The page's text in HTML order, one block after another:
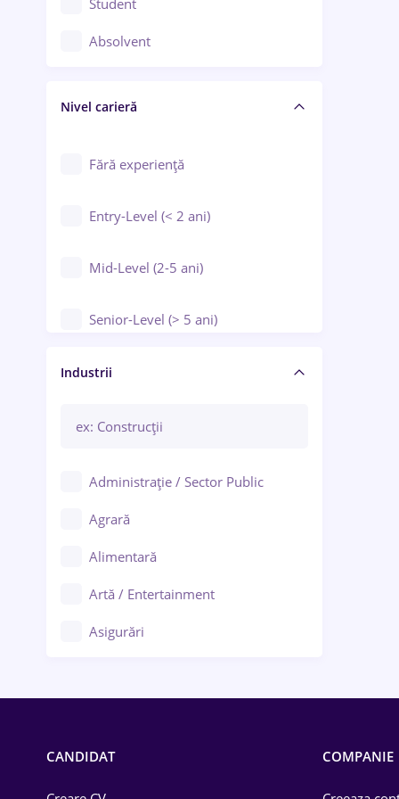
Controlul calității
Educație / Training / Arte
Student
Absolvent
Nivel carieră
Fără experiență
Entry-Level (< 2 ani)
Mid-Level (2-5 ani)
Senior-Level (> 5 ani)
Manager / Executiv
Industrii
Administrație / Sector Public
Agrară
Alimentară
Artă / Entertainment
Asigurări
CANDIDAT COMPANIE